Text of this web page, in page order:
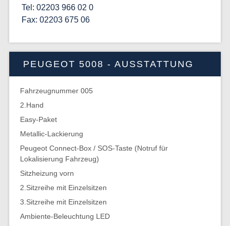
Tel: 02203 966 02 0
Fax: 02203 675 06
PEUGEOT 5008 - AUSSTATTUNG
Fahrzeugnummer 005
2.Hand
Easy-Paket
Metallic-Lackierung
Peugeot Connect-Box / SOS-Taste (Notruf für
Lokalisierung Fahrzeug)
Sitzheizung vorn
2.Sitzreihe mit Einzelsitzen
3.Sitzreihe mit Einzelsitzen
Ambiente-Beleuchtung LED